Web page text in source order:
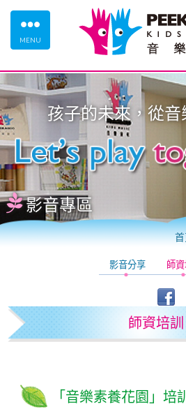
MENU
孩子的未來，從音
影音專區
影音分享 師資
師資培訓
「音樂素養花園」培